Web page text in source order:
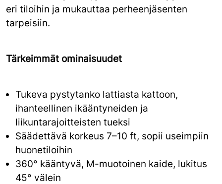
eri tiloihin ja mukauttaa perheenjäsenten
tarpeisiin.
Tärkeimmät ominaisuudet
Tukeva pystytanko lattiasta kattoon,
ihanteellinen ikääntyneiden ja
liikuntarajoitteisten tueksi
Säädettävä korkeus 7–10 ft, sopii useimpiin
huonetiloihin
360° kääntyvä, M-muotoinen kaide, lukitus
45° välein